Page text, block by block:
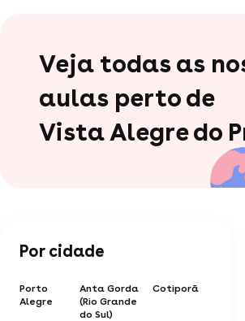
Veja todas as
aulas perto de
Vista Alegre do
Por cidade
Porto
Alegre
Anta Gorda
(Rio Grande
do Sul)
Cotiporã